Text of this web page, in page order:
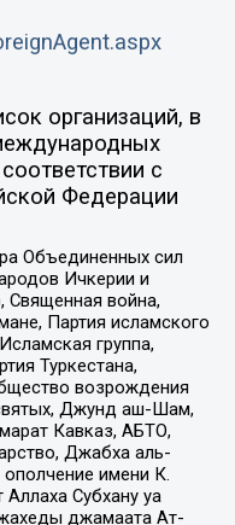
организаций, в
с
Федерации
Объединенных сил
Ичкерии и
Священная война,
Партия исламского
группа,
Туркестана,
возрождения
Джунд аш-Шам,
Кавказ, АБТО,
Джабха аль-
имени К.
Субхану уа
джамаата Ат-